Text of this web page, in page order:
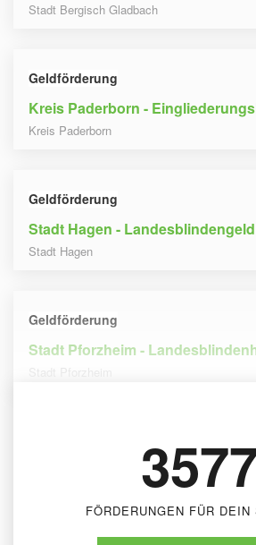
Stadt Bergisch Gladbach
Geldförderung
Kreis Paderborn -
Kreis Paderborn
Geldförderung
Stadt Hagen - Landesblindengeld
Stadt Hagen
Geldförderung
Stadt Pforzheim -
Stadt Pforzheim
FÖRDERUNGEN FÜR DEIN